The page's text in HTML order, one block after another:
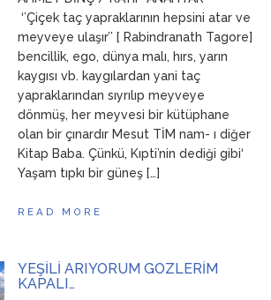
ANNEM‘’Çiçek taç yapraklarının hepsini atar ve
meyveye ulaşır’’ [ Rabindranath Tagore]
bencillik, ego, dünya malı, hırs, yarın
kaygısı vb. kaygılardan yani taç
yapraklarından sıyrılıp meyveye
dönmüş, her meyvesi bir kütüphane
olan bir çınardır Mesut TİM nam- ı diğer
Kitap Baba. Çünkü, Kıpti’nin dediği gibi‘
Yaşam tıpkı bir güneş […]
READ MORE
YEŞİLİ ARIYORUM GÖZLERİM
KAPALI…